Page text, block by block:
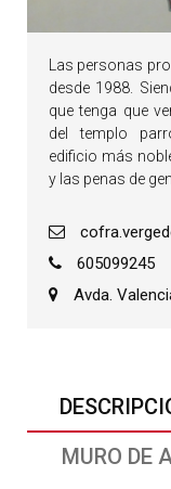
MURO DE
Las personas
desde 1988.
que tenga que
del templo
edificio más
y las penas de
605099245
Avda.